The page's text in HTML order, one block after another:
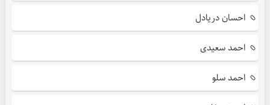
احسان دریادل
احمد سعیدی
احمد سلو